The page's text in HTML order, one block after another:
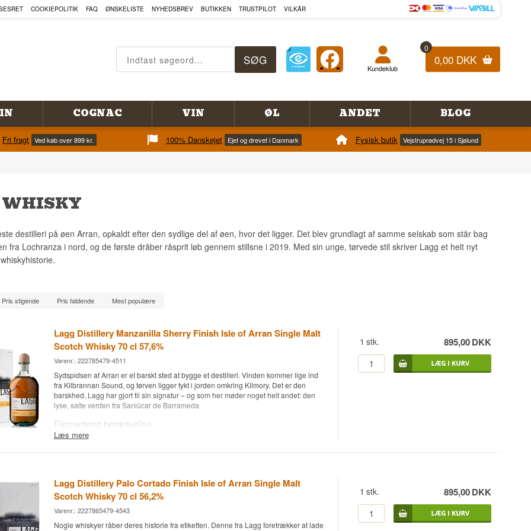
COOKIEPOLITIK FAQ ØNSKELISTE NYHEDSBREV BUTIKKEN TRUSTPILOT VILKÅR
0
0,00 DKK
Kundeklub
COGNAC VIN ØL ANDET BLOG
Fri fragt Ved køb over 899 kr. 100% Danskejet Ejet og drevet i Danmark Fysisk butik Vejstruprødvej 15 i Sjølund
WHISKY
destilleri på øen Arran, opkaldt efter den sydlige del af øen, hvor det ligger. Det blev grundlagt af samme selskab som står bag
fra Lochranza i nord, og de første dråber råsprit løb gennem stillsne i 2019. Med sin unge, tørvede stil skriver Lagg et helt nyt
Pris stigende Pris faldende Mest populære
Lagg Distillery Manzanilla Sherry Finish Isle of Arran Single Malt
Scotch Whisky 70 cl 57,6%
Varenr.: 222785479-4511
Sydspidsen af Arran er et barskt sted at bygge et destilleri. Vinden kommer lige ind
fra Kilbrannan Sound, og tørven ligger tykt i jorden omkring Kilmory. Det er den
barskhed, Lagg har gjort til sin signatur – og som her møder noget helt andet: den
lyse, salte verden fra Sanlúcar de Barrameda.
Ekspertens beskrivelse
Laggs udforskning af usædvanlige sherrytyper til deres tunge, tørvede destillat.
Manzanilla er ikke som de fleste andre sherryer – den bliver udelukkende
produceret i den lille kystby Sanlúcar de Barrameda, hvor den modnes under et lag
af flor-gær helt tæt på Atlanterhavet. Det giver en lysere, tørrere og friskere stil end fx
Oloroso eller PX, med et strejf af salt og mandel, som normalt ikke får lov at møde
Læs mere
1 stk. 895,00DKK
Lagg Distillery Palo Cortado Finish Isle of Arran Single Malt
Scotch Whisky 70 cl 56,2%
Varenr.: 2227865479-4543
Nogle whiskyer råber deres historie fra etiketten. Denne fra Lagg foretrækker at lade
1 stk. 895,00DKK